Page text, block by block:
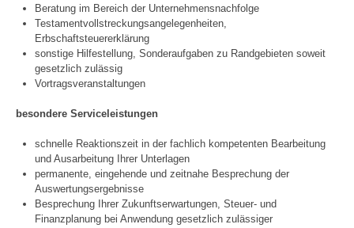
Beratung im Bereich der Unternehmensnachfolge
Testamentvollstreckungsangelegenheiten,
Erbschaftsteuererklärung
sonstige Hilfestellung, Sonderaufgaben zu Randgebieten soweit
gesetzlich zulässig
Vortragsveranstaltungen
besondere Serviceleistungen
schnelle Reaktionszeit in der fachlich kompetenten Bearbeitung
und Ausarbeitung Ihrer Unterlagen
permanente, eingehende und zeitnahe Besprechung der
Auswertungsergebnisse
Besprechung Ihrer Zukunftserwartungen, Steuer- und
Finanzplanung bei Anwendung gesetzlich zulässiger